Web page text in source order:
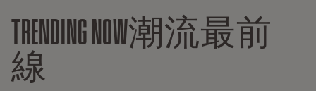
TRENDING NOW潮流最前
線